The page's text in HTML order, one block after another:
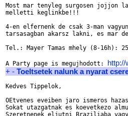
Most mar tenyleg surgosen
melletti keglinkbe!!!
4-en elfernenk de csak 3-man
tarsasagban akarsz lakni, es mar
Tel.: Mayer Tamas mhely (8-16h):
A Party page is megujhodott: http://
+ - Toeltsetek nalunk a nyarat
Kedves Tippelok,
OEtvenes eveiben jaro ismeros
Sokat utazgatnak es koevetkezo
Szeretnenek eljutni Braziliaba